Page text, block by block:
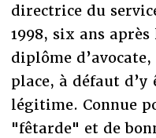
directrice du
1998, six ans
diplôme
place, à défaut
légitime. Connue
"fêtarde" et de